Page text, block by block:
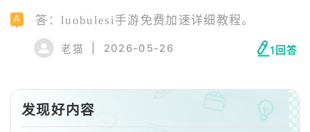
答：luobulesi手游免费加速详细教程。
老猫 2026-05-26 1回答
发现好内容